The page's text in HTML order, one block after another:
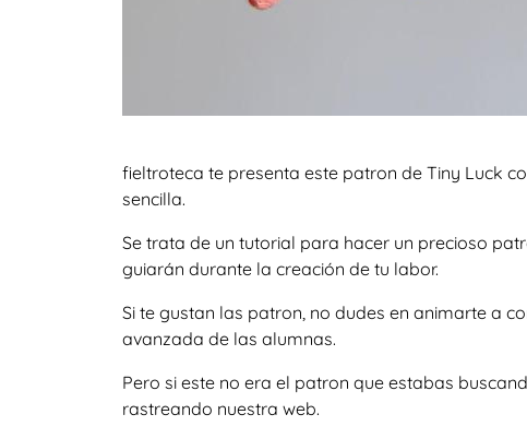
fieltroteca te presenta este patron de Tiny Luck
sencilla.
Se trata de un tutorial para hacer un precioso
guiarán durante la creación de tu labor.
Si te gustan las patron, no dudes en animarte a
avanzada de las alumnas.
Pero si este no era el patron que estabas
rastreando nuestra web.